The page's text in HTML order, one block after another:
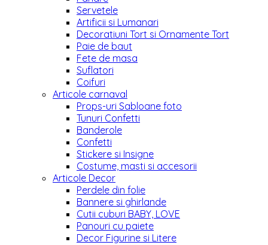
Servetele
Artificii si Lumanari
Decoratiuni Tort si Ornamente Tort
Paie de baut
Fete de masa
Suflatori
Coifuri
Articole carnaval
Props-uri Sabloane foto
Tunuri Confetti
Banderole
Confetti
Stickere si Insigne
Costume, masti si accesorii
Articole Decor
Perdele din folie
Bannere si ghirlande
Cutii cuburi BABY, LOVE
Panouri cu paiete
Decor Figurine si Litere